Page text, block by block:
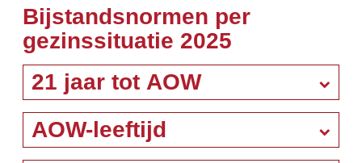
Bijstandsnormen per
gezinssituatie 2025
21 jaar tot AOW
AOW-leeftijd